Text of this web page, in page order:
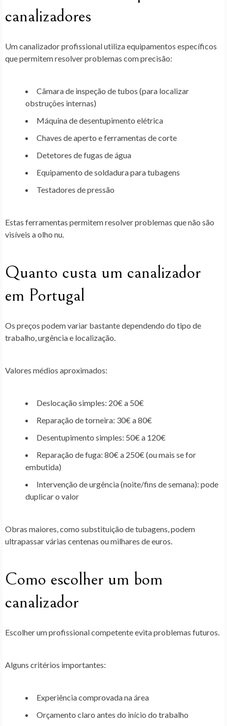
canalizadores
Um canalizador profissional utiliza equipamentos específicos
que permitem resolver problemas com precisão:
Câmara de inspeção de tubos (para localizar
obstruções internas)
Máquina de desentupimento elétrica
Chaves de aperto e ferramentas de corte
Detetores de fugas de água
Equipamento de soldadura para tubagens
Testadores de pressão
Estas ferramentas permitem resolver problemas que não são
visíveis a olho nu.
Quanto custa um canalizador
em Portugal
Os preços podem variar bastante dependendo do tipo de
trabalho, urgência e localização.
Valores médios aproximados:
Deslocação simples: 20€ a 50€
Reparação de torneira: 30€ a 80€
Desentupimento simples: 50€ a 120€
Reparação de fuga: 80€ a 250€ (ou mais se for
embutida)
Intervenção de urgência (noite/fins de semana): pode
duplicar o valor
Obras maiores, como substituição de tubagens, podem
ultrapassar várias centenas ou milhares de euros.
Como escolher um bom
canalizador
Escolher um profissional competente evita problemas futuros.
Alguns critérios importantes:
Experiência comprovada na área
Orçamento claro antes do início do trabalho